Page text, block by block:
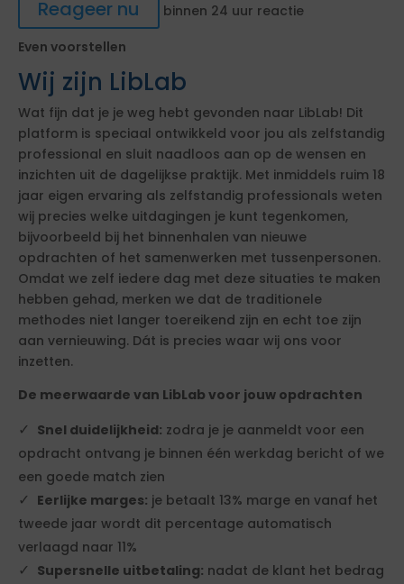
Reageer nu
binnen 24 uur reactie
Even voorstellen
Wij zijn LibLab
Wat fijn dat je je weg hebt gevonden naar LibLab! Dit
platform is speciaal ontwikkeld voor jou als zelfstandig
professional en sluit naadloos aan op de wensen en
inzichten uit de dagelijkse praktijk. Met inmiddels ruim 18
jaar eigen ervaring als zelfstandig professionals weten
wij precies welke uitdagingen je kunt tegenkomen,
bijvoorbeeld bij het binnenhalen van nieuwe
opdrachten of het samenwerken met tussenpersonen.
Omdat we zelf iedere dag met deze situaties te maken
hebben gehad, merken we dat de traditionele
methodes niet langer toereikend zijn en echt toe zijn
aan vernieuwing. Dát is precies waar wij ons voor
inzetten.
De meerwaarde van LibLab voor jouw opdrachten
Snel duidelijkheid: zodra je je aanmeldt voor een
opdracht ontvang je binnen één werkdag bericht of we
een goede match zien
Eerlijke marges: je betaalt 13% marge en vanaf het
tweede jaar wordt dit percentage automatisch
verlaagd naar 11%
Supersnelle uitbetaling: nadat de klant het bedrag